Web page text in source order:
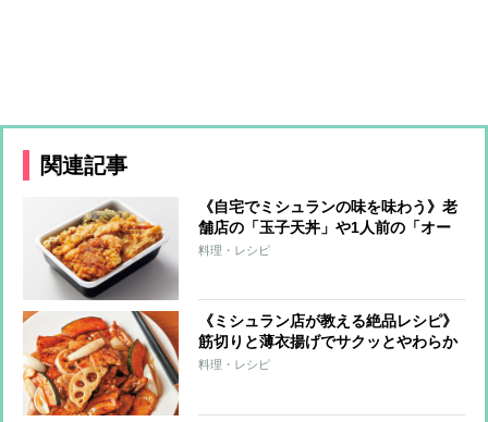
関連記事
《自宅でミシュランの味を味わう》老
舗店の「玉子天丼」や1人前の「オー
ドブル」など東京・関西のビブグルマ
料理・レシピ
《ミシュラン店が教える絶品レシピ》
筋切りと薄衣揚げでサクッとやわらか
な「とんかつ」、“水を吸わせた薄切
料理・レシピ